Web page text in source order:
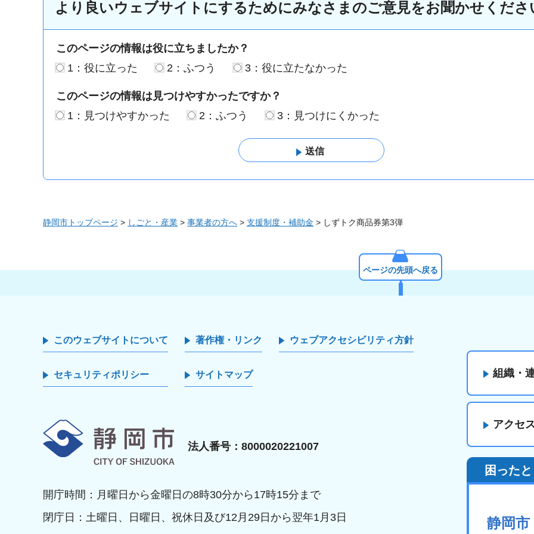
より良いウェブサイトにするためにみなさまのご意見をお聞かせくださ
このページの情報は役に立ちましたか？
1：役に立った
2：ふつう 3：役に立たなかった
このページの情報は見つけやすかったですか？
1：見つけやすかった
2：ふつう 3：見つけにくかった
静岡市トップページ > しごと・産業 > 事業者の方へ > 支援制度・補助金 > しずトク商品券第3弾
ページの先頭へ戻る
このウェブサイトについて 著作権・リンク ウェブアクセシビリティ方針
セキュリティポリシー サイトマップ
法人番号：8000020221007
開庁時間：月曜日から金曜日の8時30分から17時15分まで
閉庁日：土曜日、日曜日、祝休日及び12月29日から翌年1月3日
組織・
アクセ
困った
静岡市